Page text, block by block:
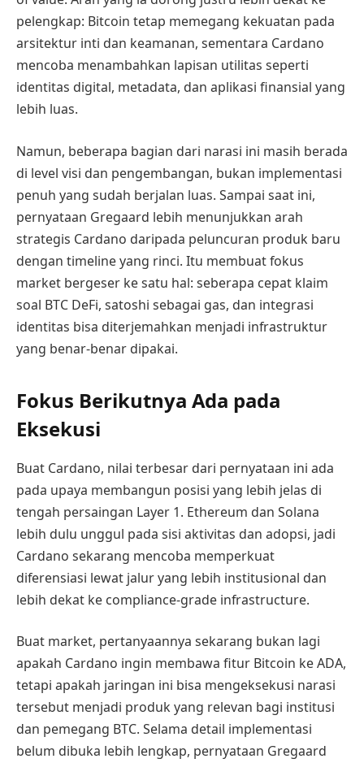
pelengkap: Bitcoin tetap memegang kekuatan pada
arsitektur inti dan keamanan, sementara Cardano
mencoba menambahkan lapisan utilitas seperti
identitas digital, metadata, dan aplikasi finansial yang
lebih luas.
Namun, beberapa bagian dari narasi ini masih berada
di level visi dan pengembangan, bukan implementasi
penuh yang sudah berjalan luas. Sampai saat ini,
pernyataan Gregaard lebih menunjukkan arah
strategis Cardano daripada peluncuran produk baru
dengan timeline yang rinci. Itu membuat fokus
market bergeser ke satu hal: seberapa cepat klaim
soal BTC DeFi, satoshi sebagai gas, dan integrasi
identitas bisa diterjemahkan menjadi infrastruktur
yang benar-benar dipakai.
Fokus Berikutnya Ada pada
Eksekusi
Buat Cardano, nilai terbesar dari pernyataan ini ada
pada upaya membangun posisi yang lebih jelas di
tengah persaingan Layer 1. Ethereum dan Solana
lebih dulu unggul pada sisi aktivitas dan adopsi, jadi
Cardano sekarang mencoba memperkuat
diferensiasi lewat jalur yang lebih institusional dan
lebih dekat ke compliance-grade infrastructure.
Buat market, pertanyaannya sekarang bukan lagi
apakah Cardano ingin membawa fitur Bitcoin ke ADA,
tetapi apakah jaringan ini bisa mengeksekusi narasi
tersebut menjadi produk yang relevan bagi institusi
dan pemegang BTC. Selama detail implementasi
belum dibuka lebih lengkap, pernyataan Gregaard